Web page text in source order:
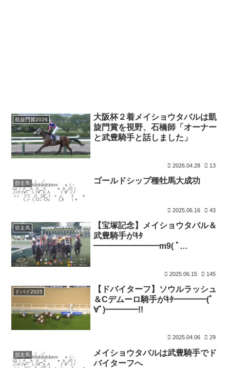
凱旋門賞2026
大阪杯２着メイショウタバルは凱
旋門賞を視野、石橋師「オーナー
と武豊騎手と話しました」
2026.04.28 13
競走馬 ゴールドシップ種牡馬大成功
2025.06.16 43
競走馬
【宝塚記念】メイショウタバル＆
武豊騎手がｷﾀ
━━━━━━━━m9( ﾟ
2025.06.15 145
ドバイ2025
【ドバイターフ】ソウルラッシュ
＆Cデムーロ騎手がｷﾀ━━━━(ﾟ
∀ﾟ)━━━━!!
2025.04.06 29
競走馬
メイショウタバルは武豊騎手でド
バイターフへ